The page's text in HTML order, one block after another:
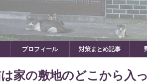
プロフィール 対策まとめ記事
家の敷地のどこから入